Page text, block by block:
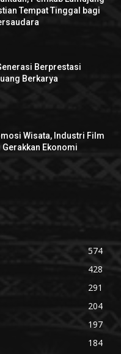
Tempat Tinggal bagi
Berprestasi
Berkarya
Wisata, Industri Film
Ekonomi
574
428
291
204
197
184